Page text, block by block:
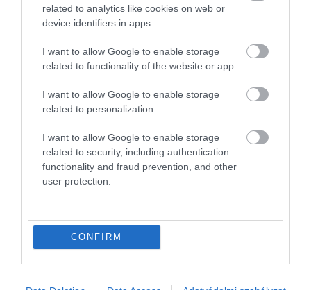
related to analytics like cookies on web or
device identifiers in apps.
I want to allow Google to enable storage
related to functionality of the website or app.
I want to allow Google to enable storage
related to personalization.
I want to allow Google to enable storage
related to security, including authentication
functionality and fraud prevention, and other
user protection.
CONFIRM